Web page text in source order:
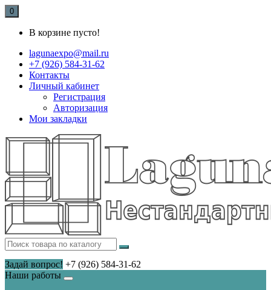
0
В корзине пусто!
lagunaexpo@mail.ru
+7 (926) 584-31-62
Контакты
Личный кабинет
Регистрация
Авторизация
Мои закладки
Задай вопрос! +7 (926) 584-31-62
Наши работы